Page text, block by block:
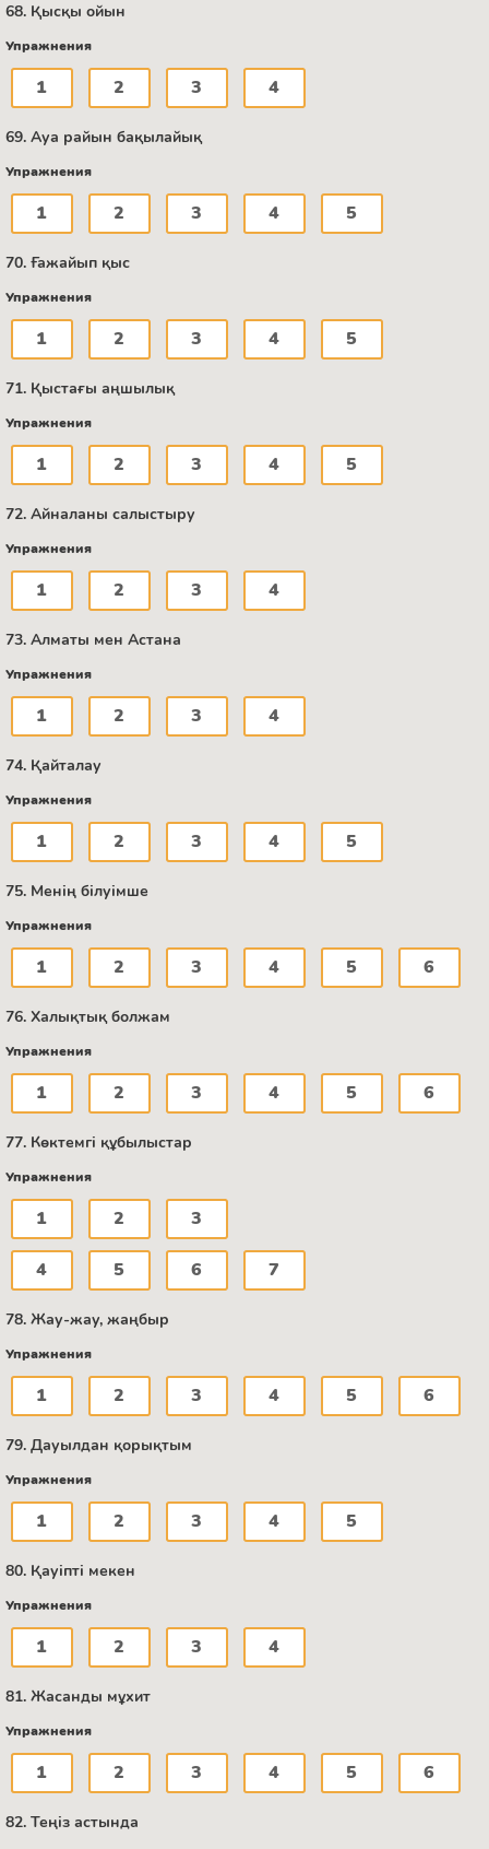
68. Қысқы ойын
Упражнения
1 2 3 4
69. Ауа райын бақылайық
Упражнения
1 2 3 4 5
70. Ғажайып қыс
Упражнения
1 2 3 4 5
71. Қыстағы аңшылық
Упражнения
1 2 3 4 5
72. Айналаны салыстыру
Упражнения
1 2 3 4
73. Алматы мен Астана
Упражнения
1 2 3 4
74. Қайталау
Упражнения
1 2 3 4 5
75. Менің білуімше
Упражнения
1 2 3 4 5 6
76. Халықтық болжам
Упражнения
1 2 3 4 5 6
77. Көктемгі құбылыстар
Упражнения
1 2 3
4 5 6 7
78. Жау-жау, жаңбыр
Упражнения
1 2 3 4 5 6
79. Дауылдан қорықтым
Упражнения
1 2 3 4 5
80. Қауіпті мекен
Упражнения
1 2 3 4
81. Жасанды мұхит
Упражнения
1 2 3 4 5 6
82. Теңіз астында